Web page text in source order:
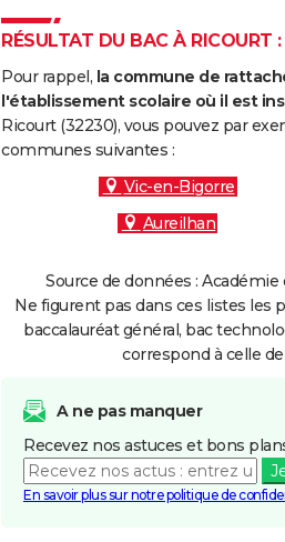
RÉSULTAT DU BAC À RICOURT
Pour rappel, la commune de
l'établissement scolaire où il est
Ricourt (32230), vous pouvez par
communes suivantes :
Vic-en-Bigorre
Aureilhan
Source de données :
Ne figurent pas dans ces listes les
baccalauréat général, bac
correspond à celle
A ne pas manquer
Recevez nos astuces et bons
En savoir plus sur notre politique de